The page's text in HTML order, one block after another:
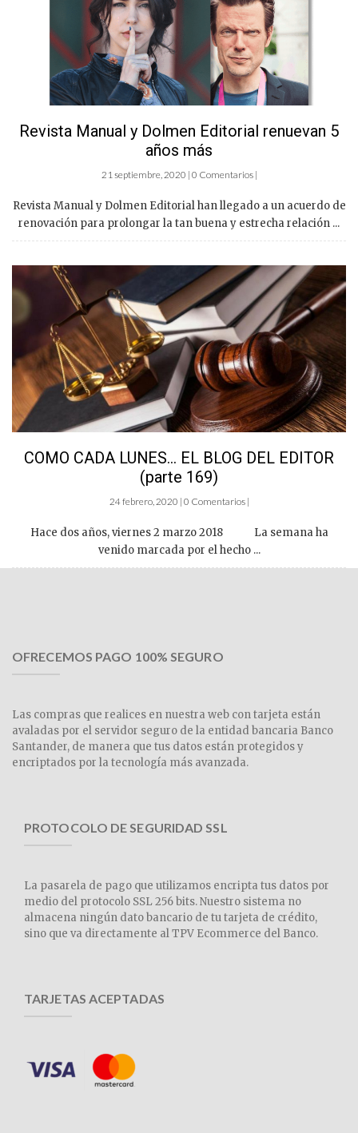
Revista Manual y Dolmen Editorial renuevan 5
años más
21 septiembre, 2020 | 0 Comentarios |
Revista Manual y Dolmen Editorial han llegado a un acuerdo de
renovación para prolongar la tan buena y estrecha relación ...
COMO CADA LUNES… EL BLOG DEL EDITOR
(parte 169)
24 febrero, 2020 | 0 Comentarios |
Hace dos años, viernes 2 marzo 2018 La semana ha
venido marcada por el hecho ...
OFRECEMOS PAGO 100% SEGURO
Las compras que realices en nuestra web con tarjeta están
avaladas por el servidor seguro de la entidad bancaria Banco
Santander, de manera que tus datos están protegidos y
encriptados por la tecnología más avanzada.
PROTOCOLO DE SEGURIDAD SSL
La pasarela de pago que utilizamos encripta tus datos por
medio del protocolo SSL 256 bits. Nuestro sistema no
almacena ningún dato bancario de tu tarjeta de crédito,
sino que va directamente al TPV Ecommerce del Banco.
TARJETAS ACEPTADAS